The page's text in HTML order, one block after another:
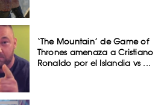
‘The Mountain’ de Game of
Thrones amenaza a Cristiano
Ronaldo por el Islandia vs ...